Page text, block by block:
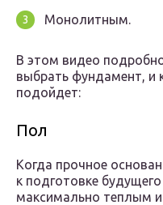
Монолитным.
В этом видео
выбрать фундамент, и
подойдет:
Пол
Когда прочное
к подготовке
максимально теплым